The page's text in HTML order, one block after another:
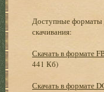
Доступные форматы
скачивания:
Скачать в формате
441 Кб)
Скачать в формате